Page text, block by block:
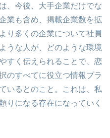
、今後、大手企業だけでな
業も含め、掲載企業数を拡
り多くの企業について社員
うな人が、どのような環境
すく伝えられることで、恋
のすべてに役立つ情報プラ
いるとのこと。これは、私
りになる存在になっていく